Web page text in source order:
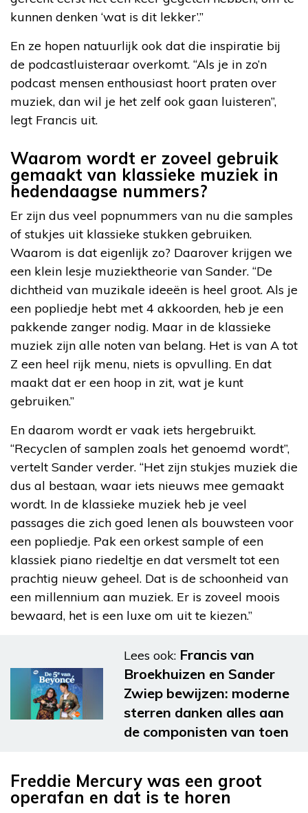
kunnen denken ‘wat is dit lekker’.”
En ze hopen natuurlijk ook dat die inspiratie bij
de podcastluisteraar overkomt. “Als je in zo’n
podcast mensen enthousiast hoort praten over
muziek, dan wil je het zelf ook gaan luisteren”,
legt Francis uit.
Waarom wordt er zoveel gebruik
gemaakt van klassieke muziek in
hedendaagse nummers?
Er zijn dus veel popnummers van nu die samples
of stukjes uit klassieke stukken gebruiken.
Waarom is dat eigenlijk zo? Daarover krijgen we
een klein lesje muziektheorie van Sander. “De
dichtheid van muzikale ideeën is heel groot. Als je
een popliedje hebt met 4 akkoorden, heb je een
pakkende zanger nodig. Maar in de klassieke
muziek zijn alle noten van belang. Het is van A tot
Z een heel rijk menu, niets is opvulling. En dat
maakt dat er een hoop in zit, wat je kunt
gebruiken.”
En daarom wordt er vaak iets hergebruikt.
“Recyclen of samplen zoals het genoemd wordt”,
vertelt Sander verder. “Het zijn stukjes muziek die
dus al bestaan, waar iets nieuws mee gemaakt
wordt. In de klassieke muziek heb je veel
passages die zich goed lenen als bouwsteen voor
een popliedje. Pak een orkest sample of een
klassiek piano riedeltje en dat versmelt tot een
prachtig nieuw geheel. Dat is de schoonheid van
een millennium aan muziek. Er is zoveel moois
bewaard, het is een luxe om uit te kiezen.”
Lees ook: Francis van
Broekhuizen en Sander
Zwiep bewijzen: moderne
sterren danken alles aan
de componisten van toen
Freddie Mercury was een groot
operafan en dat is te horen